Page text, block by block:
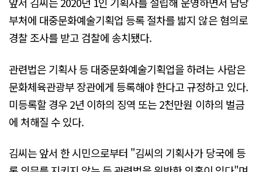
부처에 대중문화예술기획업 등록 절차를 밟지 않은 혐의로
경찰 조사를 받고 검찰에 송치됐다.
관련법은 기획사 등 대중문화예술기획업을 하려는 사람은
문화체육관광부 장관에게 등록해야 한다고 규정하고 있다.
미등록할 경우 2년 이하의 징역 또는 2천만원 이하의 벌금
에 처해질 수 있다.
김씨는 앞서 한 시민으로부터 "김씨의 기획사가 당국에 등